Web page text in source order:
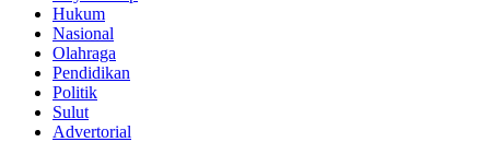
Hukum
Nasional
Olahraga
Pendidikan
Politik
Sulut
Advertorial